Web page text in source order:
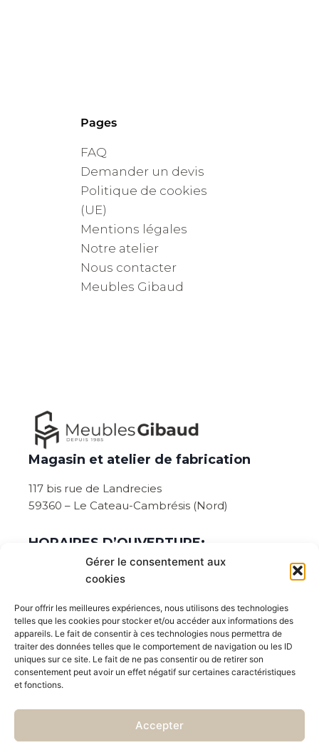
Gérer le consentement aux
cookies
Pour offrir les meilleures expériences, nous utilisons des technologies
telles que les cookies pour stocker et/ou accéder aux informations des
appareils. Le fait de consentir à ces technologies nous permettra de
traiter des données telles que le comportement de navigation ou les ID
uniques sur ce site. Le fait de ne pas consentir ou de retirer son
consentement peut avoir un effet négatif sur certaines caractéristiques
et fonctions.
Accepter
Pages
FAQ
Demander un devis
Politique de cookies
(UE)
Mentions légales
Notre atelier
Nous contacter
Meubles Gibaud
Magasin et atelier de fabrication
117 bis rue de Landrecies
59360 – Le Cateau-Cambrésis (Nord)
HORAIRES D’OUVERTURE:
Du lundi au vendredi de 08:30 à 12:00 et de
Ouvert le samedi sur rendez-vous :
Prévenez de votre venue en cliquant ici
ou par téléphone au : 03 27 77 89 75
Suivez nous aussi sur les réseaux sociaux